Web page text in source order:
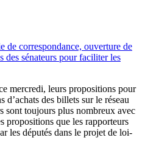
de correspondance, ouverture de
sénateurs pour faciliter les
mercredi, leurs propositions pour
des billets sur le réseau
sont toujours plus nombreux avec
propositions que les rapporteurs
les députés dans le projet de loi-